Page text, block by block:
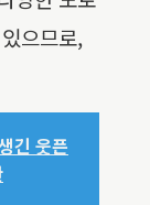
으므로,
긴 웃픈